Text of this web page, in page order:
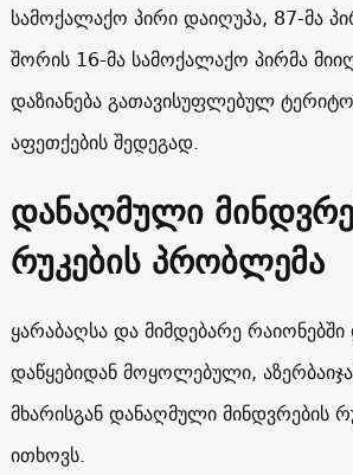
სამოქალაქო პირი დაიღუპა, 87-მა
შორის 16-მა სამოქალაქო პირმა
დაზიანება გათავისუფლებულ
აფეთქების შედეგად.
დანაღმული
რუკების პრობლემა
ყარაბაღსა და მიმდებარე
დაწყებიდან მოყოლებული,
მხარისგან დანაღმული მინდვრების
ითხოვს.